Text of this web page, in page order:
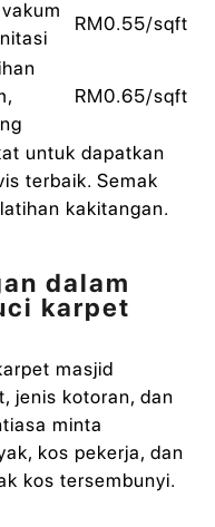
RM0.55/sqft
RM0.65/sqft
untuk dapatkan
terbaik. Semak
kakitangan.
dalam
karpet
masjid
jenis kotoran, dan
minta
kos pekerja, dan
kos tersembunyi.